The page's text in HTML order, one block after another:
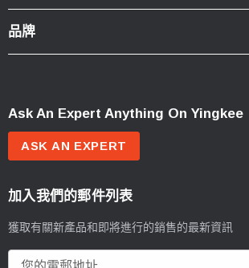
品牌
Ask An Expert Anything On Yingkee
ASK AN EXPERT
加入我們的郵件列表
獲取有關新產品和即將進行的銷售的最新資訊